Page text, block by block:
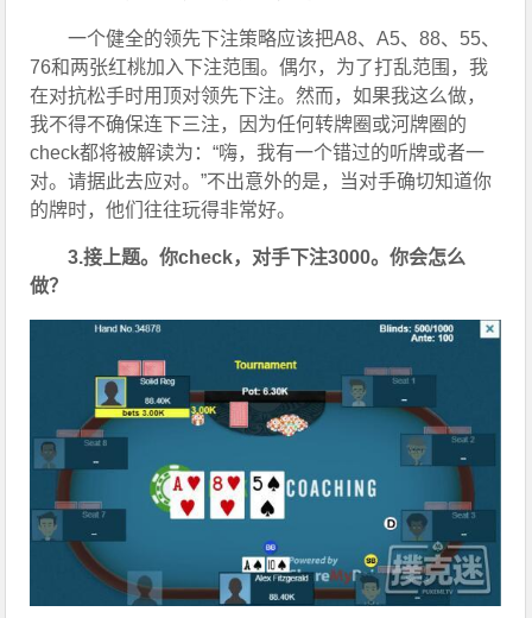
一个健全的领先下注策略应该把A8、A5、88、55、
76和两张红桃加入下注范围。偶尔，为了打乱范围，我
在对抗松手时用顶对领先下注。然而，如果我这么做，
我不得不确保连下三注，因为任何转牌圈或河牌圈的
check都将被解读为：“嗨，我有一个错过的听牌或者一
对。请据此去应对。”不出意外的是，当对手确切知道你
的牌时，他们往往玩得非常好。
3.接上题。你check，对手下注3000。你会怎么
做？